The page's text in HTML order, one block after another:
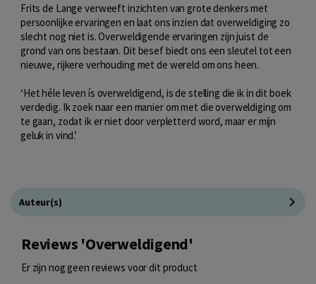
Frits de Lange verweeft inzichten van grote denkers met
persoonlijke ervaringen en laat ons inzien dat overweldiging zo
slecht nog niet is. Overweldigende ervaringen zijn juist de
grond van ons bestaan. Dit besef biedt ons een sleutel tot een
nieuwe, rijkere verhouding met de wereld om ons heen.
‘Het héle leven ís overweldigend, is de stelling die ik in dit boek
verdedig. Ik zoek naar een manier om met die overweldiging om
te gaan, zodat ik er niet door verpletterd word, maar er mijn
geluk in vind.’
Auteur(s)
Reviews 'Overweldigend'
Er zijn nog geen reviews voor dit product